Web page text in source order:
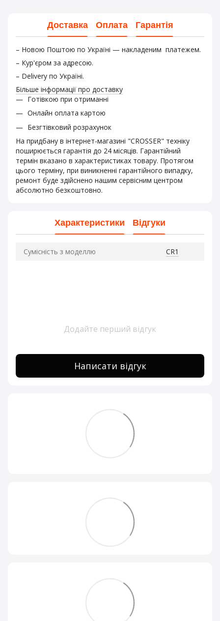
Доставка Оплата Гарантія
– Новою Поштою по Україні — накладеним платежем.
– Кур'єром за адресою.
– Delivery по Україні.
Більше інформації про доставку
Готівкою при отриманні
Онлайн оплата картою
Безгтівковий розрахунок
На придбану в інтернет-магазині "CROSSER" техніку
поширюється гарантія до 24 місяців. Гарантійний
термін вказано в характеристиках товару. Протягом
цього терміну, при виникненні гарантійного випадку,
ремонт буде здійснено нашим сервісним центром
абсолютно безкоштовно.
Характеристики Відгуки
Сумісність з моделлю CR1
Додайте перший відгук
Написати відгук